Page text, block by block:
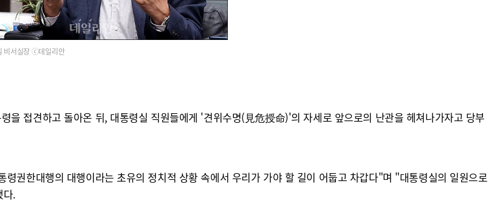
비서실장 ⓒ데일리안
을 접견하고 돌아온 뒤, 대통령실 직원들에게 '견위수명(見危授命)'의 자세로 앞으로의 난관을 헤쳐나가자고 당부
권한대행의 대행이라는 초유의 정치적 상황 속에서 우리가 가야 할 길이 어둡고 차갑다"며 "대통령실의 일원으로
다.